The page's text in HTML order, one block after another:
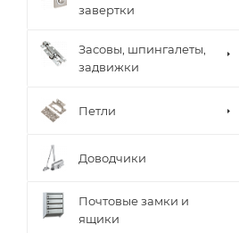
завертки
Засовы, шпингалеты,
задвижки
Петли
Доводчики
Почтовые замки и
ящики